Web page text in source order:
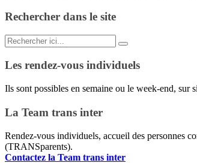
Rechercher dans le site
Recherche
pour
:Les rendez-vous individuels
Ils sont possibles en semaine ou le week-end, sur
La Team trans inter
Rendez-vous individuels, accueil des personnes
(TRANSparents).
Contactez la Team trans inter